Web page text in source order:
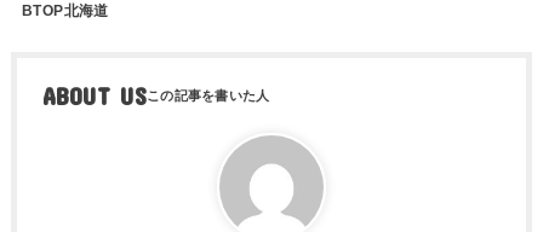
BTOP北海道
ABOUT US